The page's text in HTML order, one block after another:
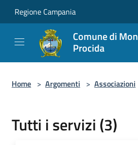
Regione Campania
Comune di
Procida
Home > Argomenti > Associazioni
Tutti i servizi (3)